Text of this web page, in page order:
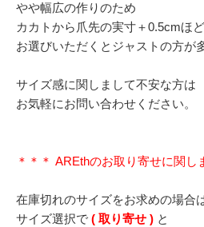
やや幅広の作りのため
カカトから爪先の実寸＋0.5cmほ
お選びいただくとジャストの方が
サイズ感に関しまして不安な方は
お気軽にお問い合わせください。
＊＊＊ AREthのお取り寄せに関し
在庫切れのサイズをお求めの場合
サイズ選択で ( 取り寄せ ) と